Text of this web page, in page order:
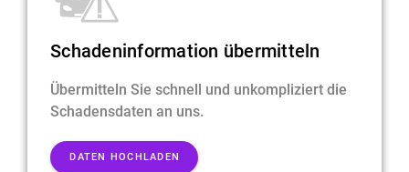
Schadeninformation übermitteln
Übermitteln Sie schnell und unkompliziert die
Schadensdaten an uns.
DATEN HOCHLADEN